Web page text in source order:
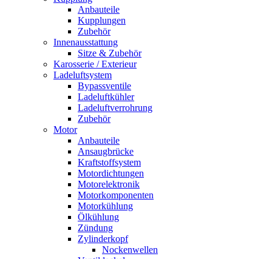
Anbauteile
Kupplungen
Zubehör
Innenausstattung
Sitze & Zubehör
Karosserie / Exterieur
Ladeluftsystem
Bypassventile
Ladeluftkühler
Ladeluftverrohrung
Zubehör
Motor
Anbauteile
Ansaugbrücke
Kraftstoffsystem
Motordichtungen
Motorelektronik
Motorkomponenten
Motorkühlung
Ölkühlung
Zündung
Zylinderkopf
Nockenwellen